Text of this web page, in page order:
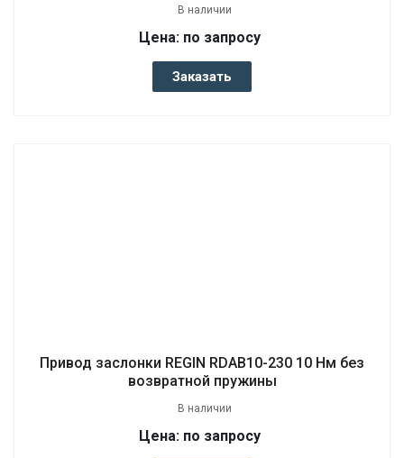
В наличии
Цена: по запросу
Заказать
Привод заслонки REGIN RDAB10-230 10 Нм без
возвратной пружины
В наличии
Цена: по запросу